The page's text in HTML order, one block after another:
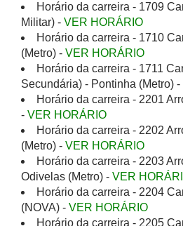
Horário da carreira - 1709
Militar) - VER HORÁRIO
Horário da carreira - 1710
(Metro) - VER HORÁRIO
Horário da carreira - 1711
Secundária) - Pontinha (Metro) -
Horário da carreira - 2201
- VER HORÁRIO
Horário da carreira - 2202
(Metro) - VER HORÁRIO
Horário da carreira - 2203
Odivelas (Metro) - VER
Horário da carreira - 2204
(NOVA) - VER HORÁRIO
Horário da carreira - 2205